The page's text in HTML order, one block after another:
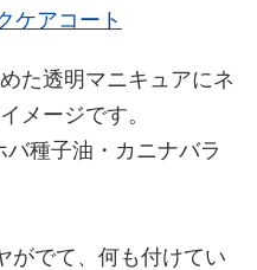
ケアコート
た透明マニキュアにネ
メージです。
種子油・カニナバラ
がでて、何も付けてい